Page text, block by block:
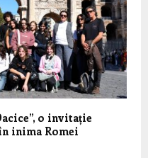
o invitație
inima Romei